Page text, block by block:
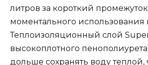
литров за короткий
моментального использования
Теплоизоляционный слой
высокоплотного
дольше сохранять воду теплой,